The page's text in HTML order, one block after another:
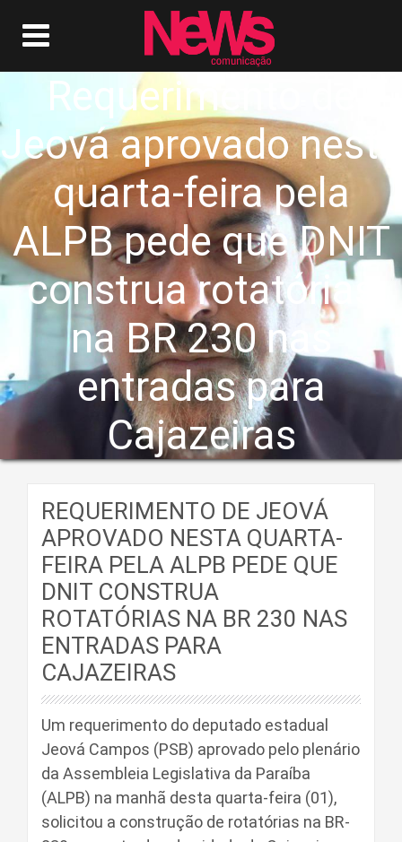
Requerimento de
Jeová aprovado nesta
quarta-feira pela
ALPB pede que DNIT
construa rotatórias
na BR 230 nas
entradas para
Cajazeiras
REQUERIMENTO DE JEOVÁ
APROVADO NESTA QUARTA-
FEIRA PELA ALPB PEDE QUE
DNIT CONSTRUA
ROTATÓRIAS NA BR 230 NAS
ENTRADAS PARA
CAJAZEIRAS
Um requerimento do deputado estadual
Jeová Campos (PSB) aprovado pelo plenário
da Assembleia Legislativa da Paraíba
(ALPB) na manhã desta quarta-feira (01),
solicitou a construção de rotatórias na BR-